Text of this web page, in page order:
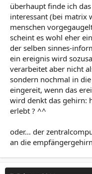
überhaupt finde ich
interessant (bei matrix
menschen
scheint es wohl eher
der selben sinnes-
ein ereignis wird
verarbeitet aber nicht
sondern nochmal in
eingereit, wenn das
wird denkt das gehirn:
erlebt ? ^^
oder... der
an die